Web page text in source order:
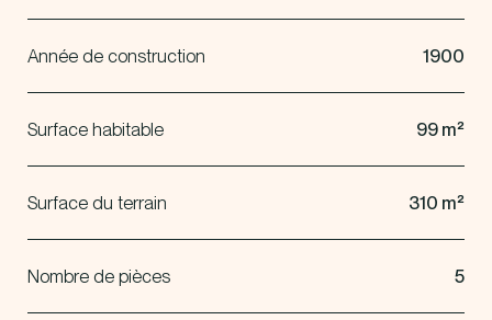
Année de construction 1900
Surface habitable 99 m²
Surface du terrain 310 m²
Nombre de pièces 5